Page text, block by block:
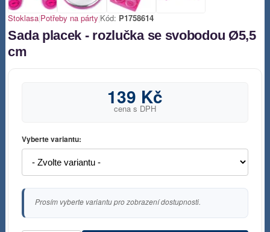
Stoklasa|Potřeby na párty|Kód: P1758614
Sada placek - rozlučka se svobodou Ø5,5
cm
139 Kč
cena s DPH
Vyberte variantu:
Prosím vyberte variantu pro zobrazení dostupnosti.